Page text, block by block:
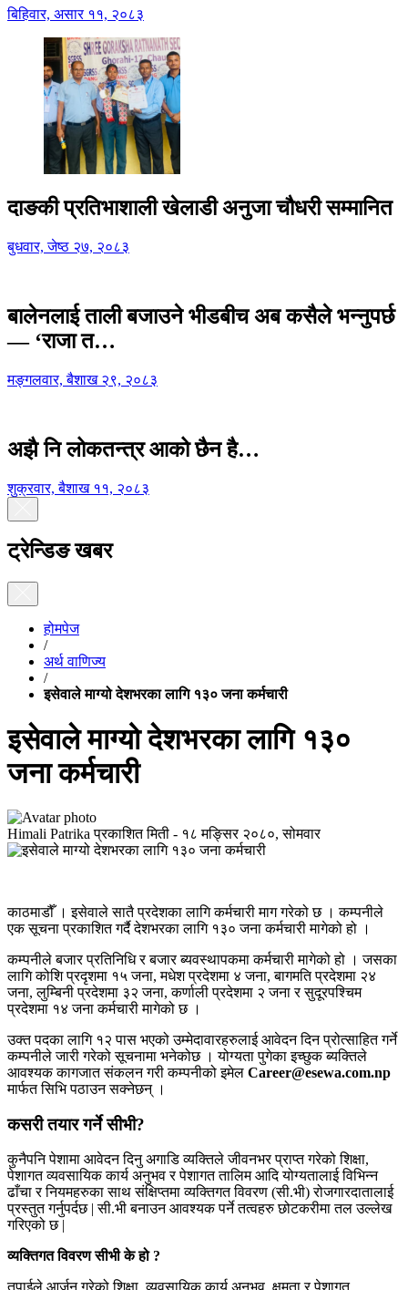
बिहिवार, असार ११, २०८३
दाङकी प्रतिभाशाली खेलाडी अनुजा चौधरी सम्मानित
बुधवार, जेष्ठ २७, २०८३
बालेनलाई ताली बजाउने भीडबीच अब कसैले भन्नुपर्छ
— ‘राजा त…
मङ्गलवार, बैशाख २९, २०८३
अझै नि लोकतन्त्र आको छैन है…
शुक्रवार, बैशाख ११, २०८३
ट्रेन्डिङ खबर
होमपेज
/
अर्थ वाणिज्य
/
इसेवाले माग्यो देशभरका लागि १३० जना कर्मचारी
इसेवाले माग्यो देशभरका लागि १३०
जना कर्मचारी
Himali Patrika प्रकाशित मिती - १८ मङ्सिर २०८०, सोमवार
काठमाडौँ । इसेवाले सातै प्रदेशका लागि कर्मचारी माग गरेको छ । कम्पनीले
एक सूचना प्रकाशित गर्दै देशभरका लागि १३० जना कर्मचारी मागेको हो ।
कम्पनीले बजार प्रतिनिधि र बजार ब्यवस्थापकमा कर्मचारी मागेको हो । जसका
लागि कोशि प्रदृशमा १५ जना, मधेश प्रदेशमा ४ जना, बागमति प्रदेशमा २४
जना, लुम्बिनी प्रदेशमा ३२ जना, कर्णाली प्रदेशमा २ जना र सुदूरपश्चिम
प्रदेशमा १४ जना कर्मचारी मागेको छ ।
उक्त पदका लागि १२ पास भएको उम्मेदावारहरुलाई आवेदन दिन प्रोत्साहित गर्ने
कम्पनीले जारी गरेको सूचनामा भनेकोछ । योग्यता पुगेका इच्छुक ब्यक्तिले
आवश्यक कागजात संकलन गरी कम्पनीको इमेल Career@esewa.com.np
मार्फत सिभि पठाउन सक्नेछन् ।
कसरी तयार गर्ने सीभी?
कुनैपनि पेशामा आवेदन दिनु अगाडि व्यक्तिले जीवनभर प्राप्त गरेको शिक्षा,
पेशागत व्यवसायिक कार्य अनुभव र पेशागत तालिम आदि योग्यतालाई विभिन्न
ढाँचा र नियमहरुका साथ संक्षिप्तमा व्यक्तिगत विवरण (सी.भी) रोजगारदातालाई
प्रस्तुत गर्नुपर्दछ | सी.भी बनाउन आवश्यक पर्ने तत्वहरु छोटकरीमा तल उल्लेख
गरिएको छ |
व्यक्तिगत विवरण सीभी के हो ?